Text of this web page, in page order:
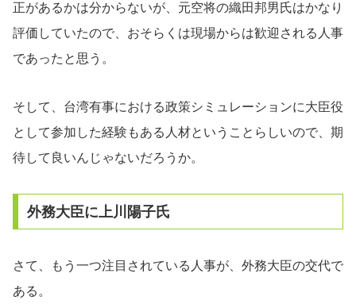
正があるかは分からないが、元空将の織田邦男氏はかなり
評価していたので、おそらくは現場からは歓迎される人事
であったと思う。
そして、台湾有事における政策シミュレーションに大臣役
として参加した経験もある人材ということらしいので、期
待して良いんじゃないだろうか。
外務大臣に上川陽子氏
さて、もう一つ注目されている人事が、外務大臣の交代で
ある。